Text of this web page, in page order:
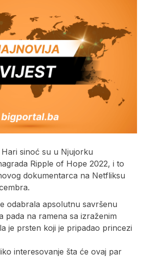
sinoć su u Njujorku
Ripple of Hope 2022, i to
dokumentarca na Netfliksu
odabrala apsolutnu savršenu
pada na ramena sa izraženim
je prsten koji je pripadao princezi
interesovanje šta će ovaj par